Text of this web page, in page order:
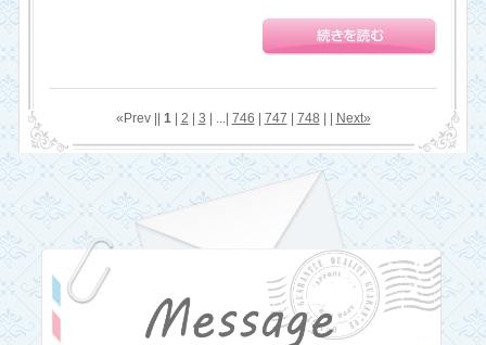
«Prev || 1| 2 3 | ...| 746 747 748 Next»